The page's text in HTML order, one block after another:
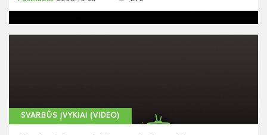
SVARBŪS ĮVYKIAI (VIDEO)